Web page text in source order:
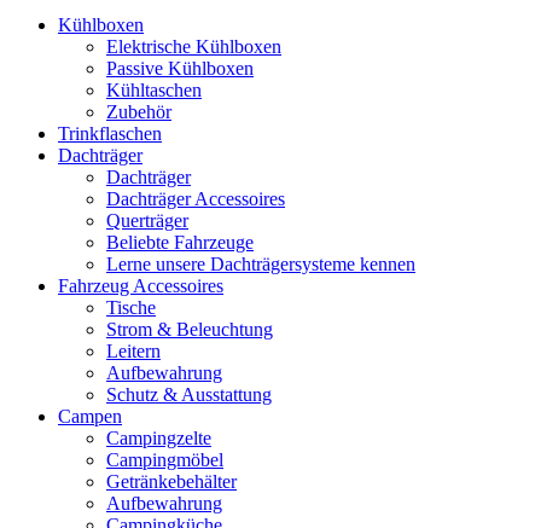
Kühlboxen
Elektrische Kühlboxen
Passive Kühlboxen
Kühltaschen
Zubehör
Trinkflaschen
Dachträger
Dachträger
Dachträger Accessoires
Querträger
Beliebte Fahrzeuge
Lerne unsere Dachträgersysteme kennen
Fahrzeug Accessoires
Tische
Strom & Beleuchtung
Leitern
Aufbewahrung
Schutz & Ausstattung
Campen
Campingzelte
Campingmöbel
Getränkebehälter
Aufbewahrung